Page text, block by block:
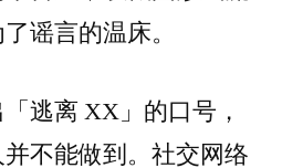
谣言的温床。
逃离 XX」的口号，
不能做到。社交网络